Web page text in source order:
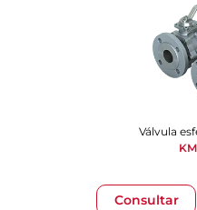
Consultar
Válvula